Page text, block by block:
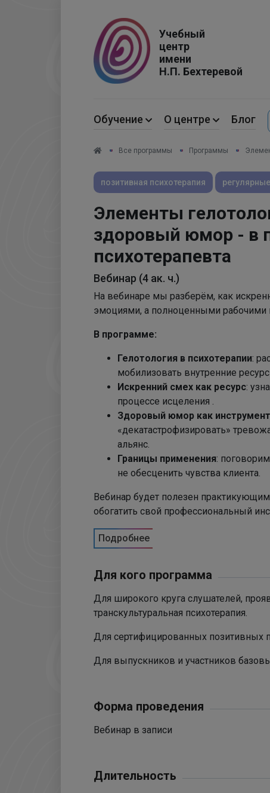
Учебный
центр
имени
Н.П. Бехтеревой
Обучение О центре Блог
Все программы Программы
позитивная психотерапия
Элементы
здоровый юмор - в
психотерапевта
Вебинар (4 ак. ч.)
На вебинаре мы разберём, как
эмоциями, а полноценными рабочими
В программе:
Гелотология в психотерапии:
мобилизовать внутренние
Искренний смех как ресурс:
процессе исцеления .
Здоровый юмор как инструмент
«декатастрофизировать»
альянс.
Границы применения:
не обесценить чувства клиента.
Вебинар будет полезен
обогатить свой профессиональный
Подробнее
Для кого программа
Для широкого круга слушателей,
транскультуральная психотерапия.
Для сертифицированных позитивных
Для выпускников и участников
Форма проведения
Вебинар в записи
Длительность